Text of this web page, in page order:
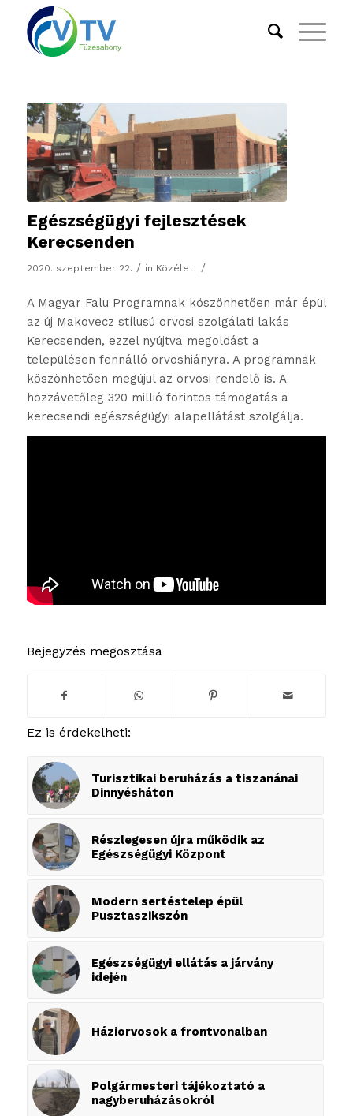
Egészségügyi fejlesztések
Kerecsenden
2020. szeptember 22. / in Közélet /
A Magyar Falu Programnak köszönhetően már épül
az új Makovecz stílusú orvosi szolgálati lakás
Kerecsenden, ezzel nyújtva megoldást a
településen fennálló orvoshiányra. A programnak
köszönhetően megújul az orvosi rendelő is. A
hozzávetőleg 320 millió forintos támogatás a
kerecsendi egészségügyi alapellátást szolgálja.
Bejegyzés megosztása
Ez is érdekelheti:
Turisztikai beruházás a tiszanánai
Dinnyésháton
Részlegesen újra működik az
Egészségügyi Központ
Modern sertéstelep épül
Pusztaszikszón
Egészségügyi ellátás a járvány
idején
Háziorvosok a frontvonalban
Polgármesteri tájékoztató a
nagyberuházásokról